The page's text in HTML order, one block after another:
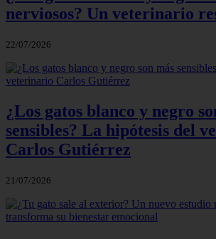
nerviosos? Un veterinario
22/07/2026
¿Los gatos blanco y negro
sensibles? La hipótesis del
Carlos Gutiérrez
21/07/2026